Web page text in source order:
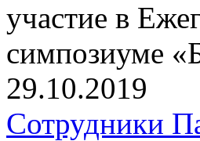
участие в
симпозиуме
29.10.2019
Сотрудники